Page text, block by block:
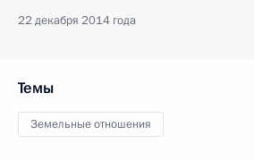
22 декабря 2014 года
Темы
Земельные отношения